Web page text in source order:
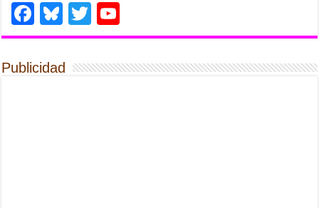
Facebook
Bluesky
Twitter
Publicidad